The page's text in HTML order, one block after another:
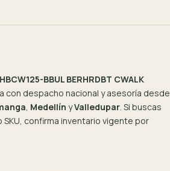
BBUL BERHRDBT CWALK
con despacho nacional y asesoría desde
, Medellín yValledupar. Si buscas
confirma inventario vigente por